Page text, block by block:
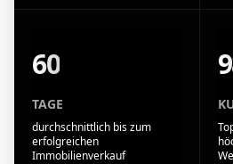
60
TAGE
durchschnittlich bis zum
erfolgreichen
Immobilienverkauf